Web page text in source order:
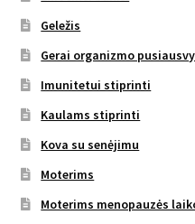
Geležis
Gerai organizmo
Imunitetui stiprinti
Kaulams stiprinti
Kova su senėjimu
Moterims
Moterims menopauzės